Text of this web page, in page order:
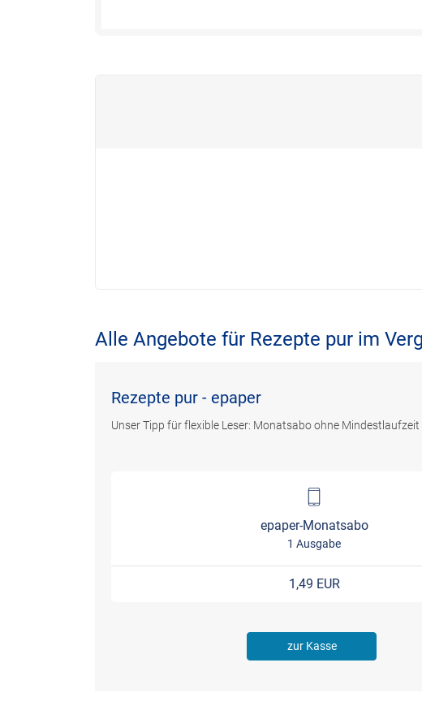
Alle Angebote für Rezepte pur im
Rezepte pur - epaper
Unser Tipp für flexible Leser: Monatsabo ohne Mindestlaufzeit
epaper-Monatsabo
1 Ausgabe
1,49 EUR
zur Kasse